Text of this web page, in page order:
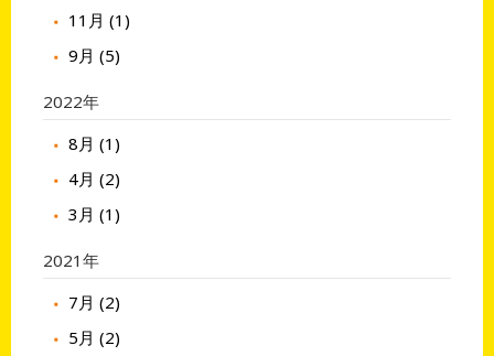
11月 (1)
9月 (5)
2022年
8月 (1)
4月 (2)
3月 (1)
2021年
7月 (2)
5月 (2)